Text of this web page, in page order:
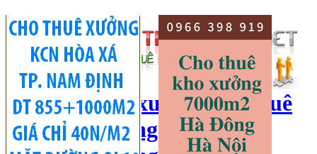
cho thuê kho xưởng, cho thuê
kho, kho xưởng hà nội, cho